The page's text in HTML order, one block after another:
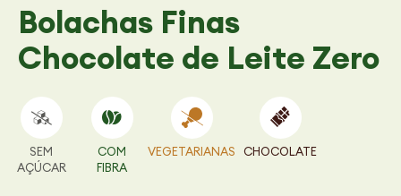
Bolachas Finas
Chocolate de Leite Zero
SEM
AÇÚCAR
COM
FIBRA
VEGETARIANAS CHOCOLATE